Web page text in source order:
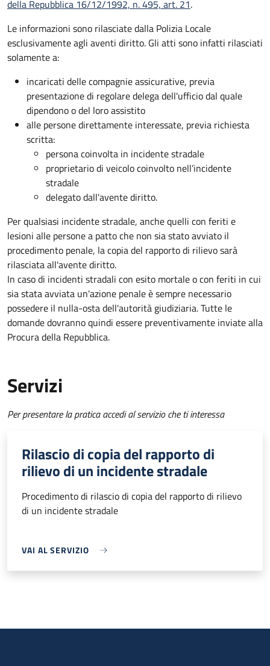
della Repubblica 16/12/1992, n. 495, art. 21.
Le informazioni sono rilasciate dalla Polizia Locale
esclusivamente agli aventi diritto. Gli atti sono infatti rilasciati
solamente a:
incaricati delle compagnie assicurative, previa
presentazione di regolare delega dell'ufficio dal quale
dipendono o del loro assistito
alle persone direttamente interessate, previa richiesta
scritta:
persona coinvolta in incidente stradale
proprietario di veicolo coinvolto nell’incidente
stradale
delegato dall'avente diritto.
Per qualsiasi incidente stradale, anche quelli con feriti e
lesioni alle persone a patto che non sia stato avviato il
procedimento penale, la copia del rapporto di rilievo sarà
rilasciata all'avente diritto.
In caso di incidenti stradali con esito mortale o con feriti in cui
sia stata avviata un'azione penaleè sempre necessario
possedere il nulla-osta dell'autorità giudiziaria. Tutte le
domande dovranno quindi essere preventivamente inviate alla
Procura della Repubblica.
Servizi
Per presentare la pratica accedi al servizio che ti interessa
Rilascio di copia del rapporto di
rilievo di un incidente stradale
Procedimento di rilascio di copia del rapporto di rilievo
di un incidente stradale
VAI AL SERVIZIO